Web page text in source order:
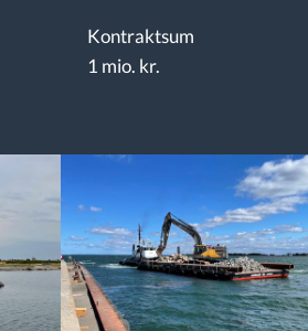
Kontraktsum
1 mio. kr.